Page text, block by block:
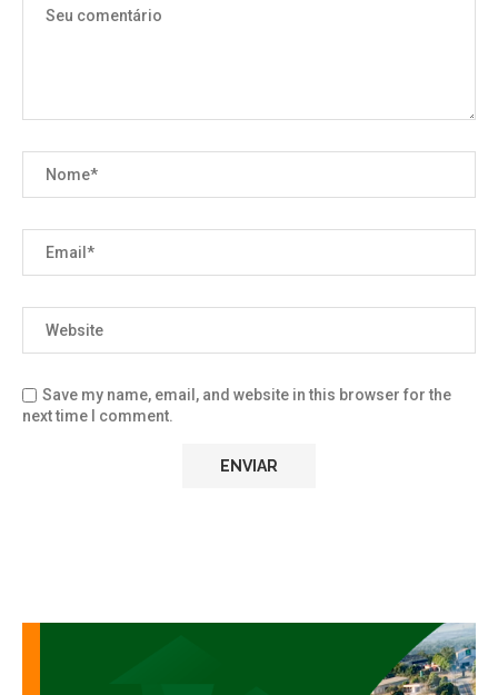
Save my name, email, and website in this browser for the
next time I comment.